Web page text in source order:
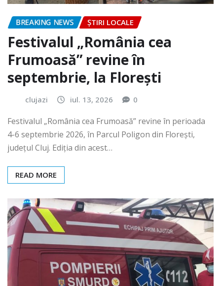
BREAKING NEWS ȘTIRI LOCALE
Festivalul „România cea
Frumoasă” revine în
septembrie, la Florești
clujazi iul. 13, 2026 0
Festivalul „România cea Frumoasă” revine în perioada
4-6 septembrie 2026, în Parcul Poligon din Floreşti,
județul Cluj. Ediția din acest…
READ MORE